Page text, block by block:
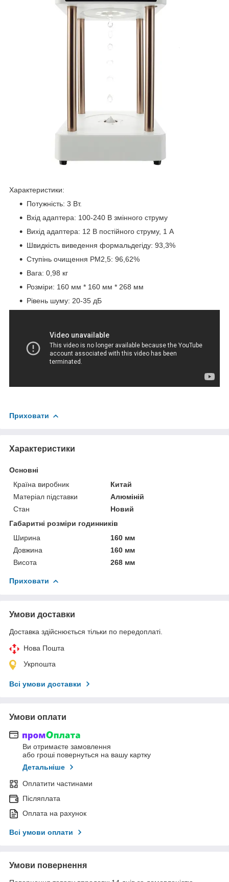
Характеристики:
Потужність: 3 Вт.
Вхід адаптера: 100-240 В змінного струму
Вихід адаптера: 12 В постійного струму, 1 А
Швидкість виведення формальдегіду: 93,3%
Ступінь очищення PM2,5: 96,62%
Вага: 0,98 кг
Розміри: 160 мм * 160 мм * 268 мм
Рівень шуму: 20-35 дБ
Приховати
Характеристики
Основні
Країна виробник
Китай
Матеріал підставки
Алюміній
Стан
Новий
Габаритні розміри годинників
Ширина
160 мм
Довжина
160 мм
Висота
268 мм
Приховати
Умови доставки
Доставка здійснюється тільки по передоплаті.
Нова Пошта
Укрпошта
Всі умови доставки
Умови оплати
Ви отримаєте замовлення
або гроші повернуться на вашу картку
Детальніше
Оплатити частинами
Післяплата
Оплата на рахунок
Всі умови оплати
Умови повернення